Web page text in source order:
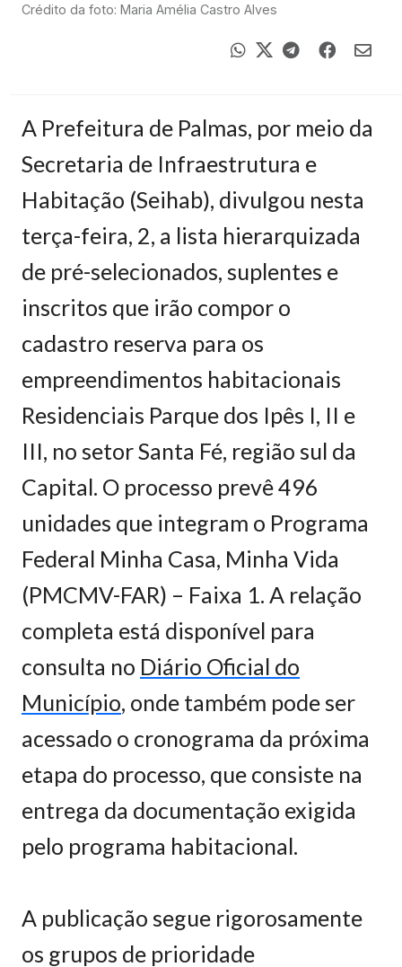
Crédito da foto: Maria Amélia Castro Alves
A Prefeitura de Palmas, por meio da
Secretaria de Infraestrutura e
Habitação (Seihab), divulgou nesta
terça-feira, 2, a lista hierarquizada
de pré-selecionados, suplentes e
inscritos que irão compor o
cadastro reserva para os
empreendimentos habitacionais
Residenciais Parque dos Ipês I, II e
III, no setor Santa Fé, região sul da
Capital. O processo prevê 496
unidades que integram o Programa
Federal Minha Casa, Minha Vida
(PMCMV-FAR) – Faixa 1. A relação
completa está disponível para
consulta no Diário Oficial do
Município, onde também pode ser
acessado o cronograma da próxima
etapa do processo, que consiste na
entrega da documentação exigida
pelo programa habitacional.
A publicação segue rigorosamente
os grupos de prioridade